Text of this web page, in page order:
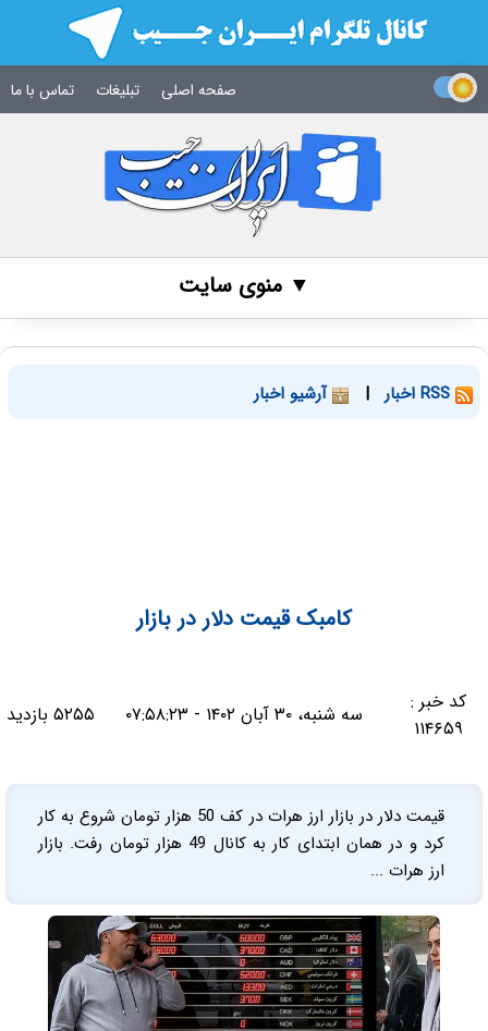
صفحه اصلی تبلیغات تماس با ما
▼ منوی سایت
| آرشیو اخبار
کامبک قیمت دلار در بازار
کد خبر :
۱۱۴۶۵۹
سه شنبه، ۳۰ آبان ۱۴۰۲ - ۰۷:۵۸:۲۳ ۵۲۵۵ بازدید
قیمت دلار در بازار ارز هرات در کف 50 هزار تومان شروع به کار
کرد و در همان ابتدای کار به کانال 49 هزار تومان رفت. بازار
ارز هرات ...